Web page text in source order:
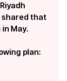
shared that
May.
plan: